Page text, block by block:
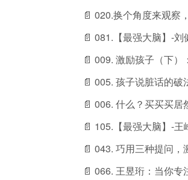
📄 020.换个角度来观察
📄 081.【最强大脑】-
📄 009. 激励孩子（下）
📄 005. 孩子说脏话的
📄 006. 什么？买买买
📄 105.【最强大脑】-
📄 043. 巧用三种提问
📄 066. 王昱珩：当你